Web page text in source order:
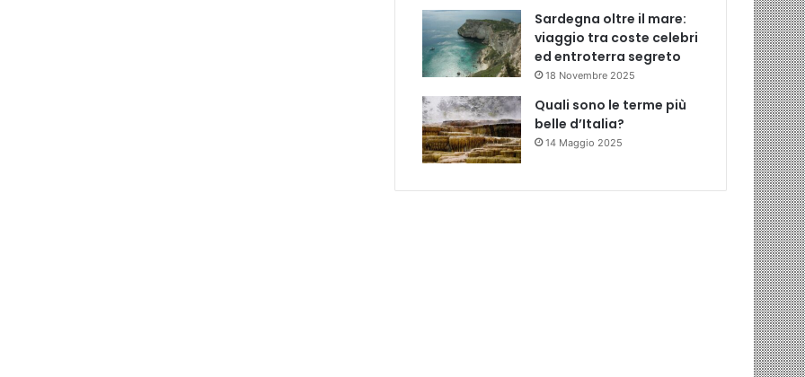
Sardegna oltre il mare:
viaggio tra coste celebri
ed entroterra segreto
18 Novembre 2025
Quali sono le terme più
belle d’Italia?
14 Maggio 2025